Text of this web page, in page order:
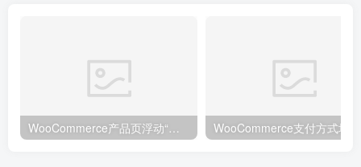
WooCommerce产品页浮动“添加到购物车（Add to cart）”按钮 WooCommerce支付方式块